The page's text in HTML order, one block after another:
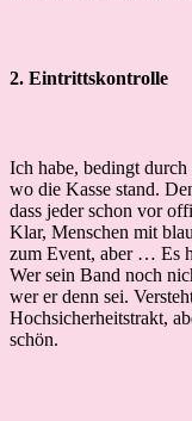
2. Eintrittskontrolle
Ich habe, bedingt
wo die Kasse stand.
dass jeder schon vor
Klar, Menschen mit
zum Event, aber … Es
Wer sein Band noch
wer er denn sei.
Hochsicherheitstrakt,
schön.